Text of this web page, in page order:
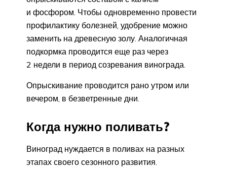
и фосфором. Чтобы одновременно провести
профилактику болезней, удобрение можно
заменить на древесную золу. Аналогичная
подкормка проводится еще раз через
2 недели в период созревания винограда.
Опрыскивание проводится рано утром или
вечером, в безветренные дни.
Когда нужно поливать?
Виноград нуждается в поливах на разных
этапах своего сезонного развития.